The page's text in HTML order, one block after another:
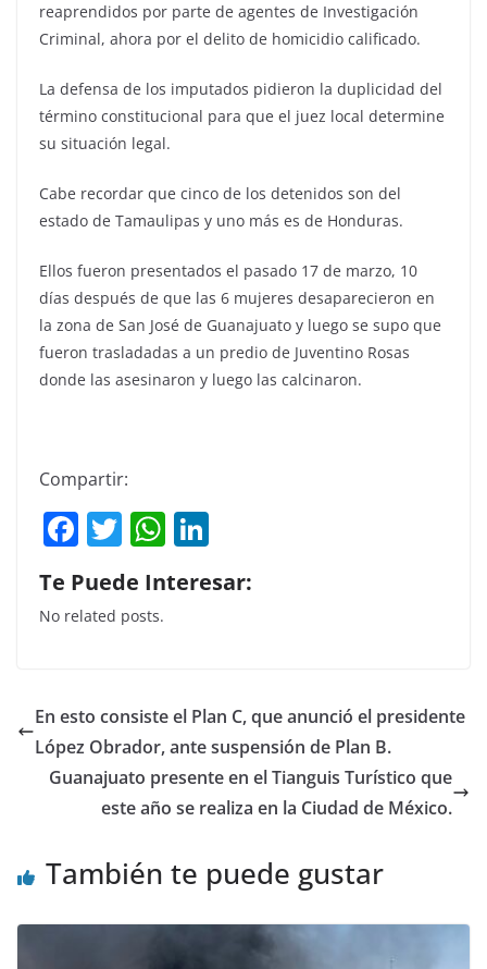
reaprendidos por parte de agentes de Investigación
Criminal, ahora por el delito de homicidio calificado.
La defensa de los imputados pidieron la duplicidad del
término constitucional para que el juez local determine
su situación legal.
Cabe recordar que cinco de los detenidos son del
estado de Tamaulipas y uno más es de Honduras.
Ellos fueron presentados el pasado 17 de marzo, 10
días después de que las 6 mujeres desaparecieron en
la zona de San José de Guanajuato y luego se supo que
fueron trasladadas a un predio de Juventino Rosas
donde las asesinaron y luego las calcinaron.
Compartir:
F
a
c
e
o
o
k
T
w
itt
er
W
h
at
p
p
k
n
Te Puede Interesar:
No related posts.
En esto consiste el Plan C, que anunció el presidente
López Obrador, ante suspensión de Plan B.
Guanajuato presente en el Tianguis Turístico que
este año se realiza en la Ciudad de México.
También te puede gustar